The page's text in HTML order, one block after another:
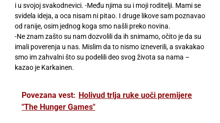
i u svojoj svakodnevici. -Među njima su i moji roditelji. Mami se
svidela ideja, a oca nisam ni pitao. I druge likove sam poznavao
od ranije, osim jednog koga smo našli preko novina.
-Ne znam zašto su nam dozvolili da ih snimamo, očito je da su
imali poverenja u nas. Mislim da to nismo izneverili, a svakakao
smo im zahvalni što su podelili deo svog života sa nama –
kazao je Karkainen.
Povezana vest: Holivud trlja ruke uoči premijere
"The Hunger Games"